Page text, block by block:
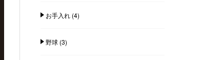
お手入れ(4)
野球(3)